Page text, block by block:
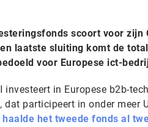
scoort voor
laatste sluiting komt de
voor Europese ict-
investeert in Europese b2b-
dat participeert in onder meer
haalde het tweede fonds al